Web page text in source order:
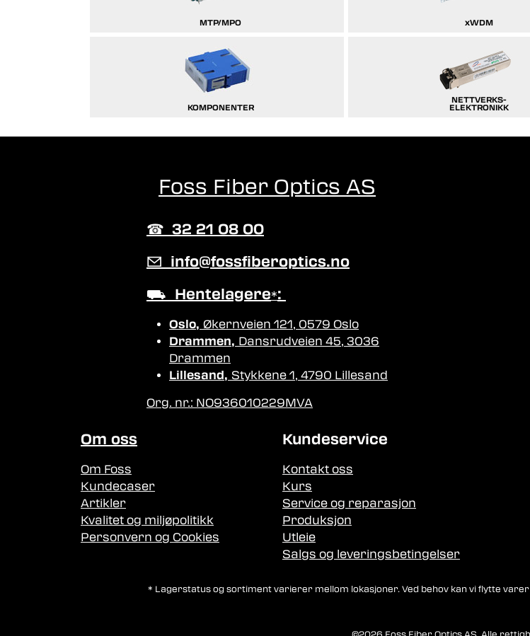
MTP/MPO xWDM
KOMPONENTER
NETTVERKS-
ELEKTRONIKK
Foss Fiber Optics AS
☎︎ 32 21 08 00
✉ info@fossfiberoptics.no
⛟ Hentelagere*:
Oslo, Økernveien 121, 0579 Oslo
Drammen, Dansrudveien 45, 3036
Drammen
Lillesand, Stykkene 1, 4790 Lillesand
Org. nr.: NO936010229MVA
Om oss
Om Foss
Kundecaser
Artikler
Kvalitet og miljøpolitikk
Personvern og Cookies
Kundeservice
Kontakt oss
Kurs
Service og reparasjon
Produksjon
Utleie
Salgs og leveringsbetingelser
* Lagerstatus og sortiment varierer mellom lokasjoner. Ved behov kan vi flytte